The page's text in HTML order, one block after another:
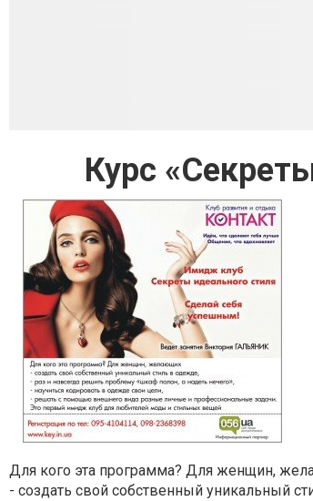
Курс
Для кого эта программа? Для женщин,
- создать свой собственный уникальный